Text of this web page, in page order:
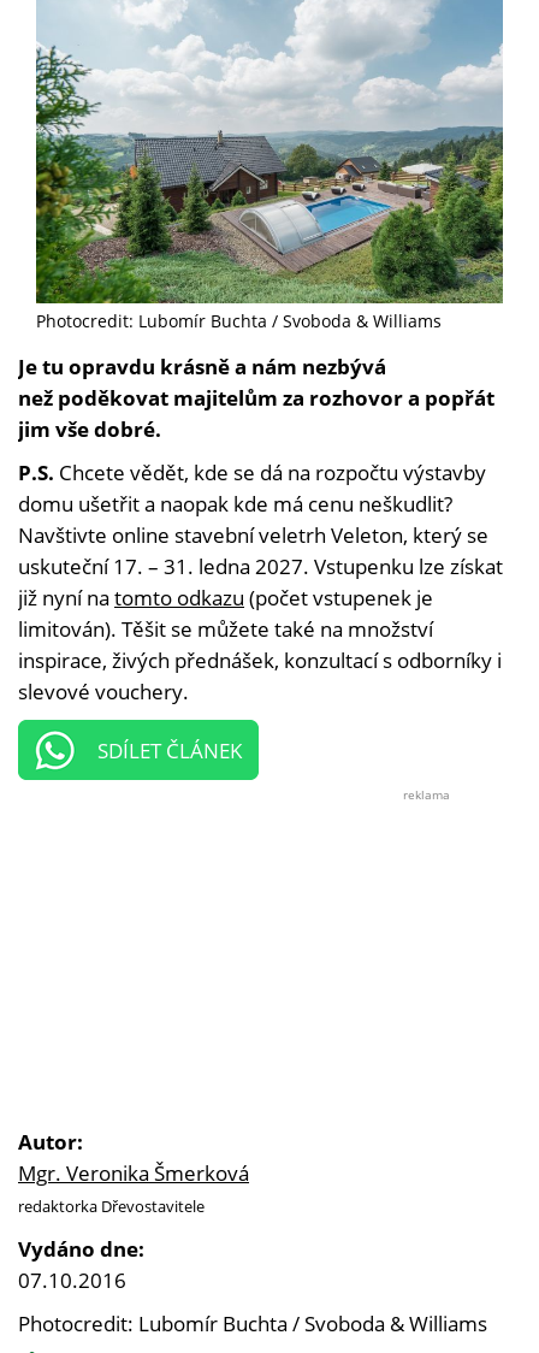
Photocredit: Lubomír Buchta / Svoboda & Williams
Je tu opravdu krásně a nám nezbývá
než poděkovat majitelům za rozhovor a popřát
jim vše dobré.
P.S. Chcete vědět, kde se dá na rozpočtu výstavby
domu ušetřit a naopak kde má cenu neškudlit?
Navštivte online stavební veletrh Veleton, který se
uskuteční 17. – 31. ledna 2027. Vstupenku lze získat
již nyní na tomto odkazu (počet vstupenek je
limitován). Těšit se můžete také na množství
inspirace, živých přednášek, konzultací s odborníky i
slevové vouchery.
SDÍLET ČLÁNEK
reklama
Autor:
Mgr. Veronika Šmerková
redaktorka Dřevostavitele
Vydáno dne:
07.10.2016
Photocredit: Lubomír Buchta / Svoboda & Williams